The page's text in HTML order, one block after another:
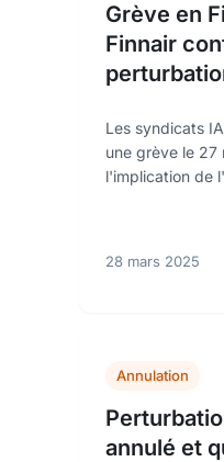
Grève en
Finnair
Les syndicats
une grève le
l'implication de
28 mars 2025
Annulation
annulé et